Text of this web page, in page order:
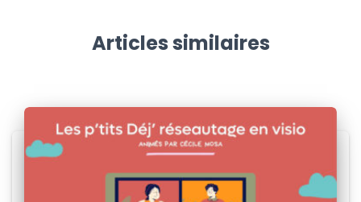
Articles similaires